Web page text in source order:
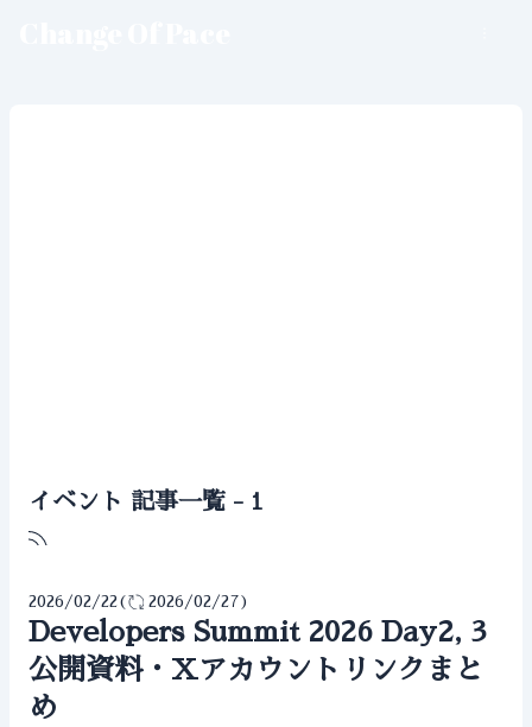
イベント 記事一覧 - 1
RSS
2026/02/22( 2026/02/27)
Developers Summit 2026 Day2, 3
公開資料・Xアカウントリンクまと
め